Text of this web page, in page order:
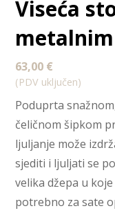
Viseća
63,00 €
(PDV uključen)
Poduprta
čeličnom šipkom
ljuljanje može
sjediti i ljuljati se
velika džepa u
potrebno za sate